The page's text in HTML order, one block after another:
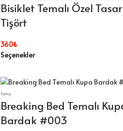
Bisiklet Temalı Özel
Tişört
360₺
Seçenekler
Satış
Breaking Bed Temalı
Bardak #003